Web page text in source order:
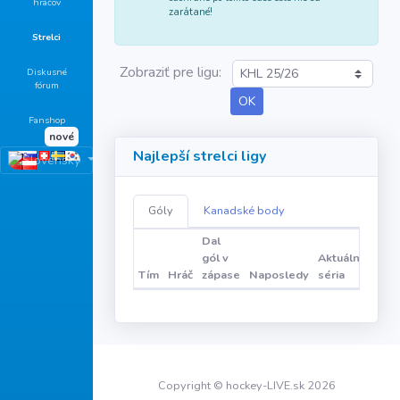
Strelci
Diskusné
fórum
Fanshop
nové
zarátané!
Zobraziť pre ligu:
Najlepší strelci ligy
Góly Kanadské body
Tím Hráč
Dal
gól v
zápase
Naposledy
Aktuálna
séria
Copyright © hockey-LIVE.sk 2026